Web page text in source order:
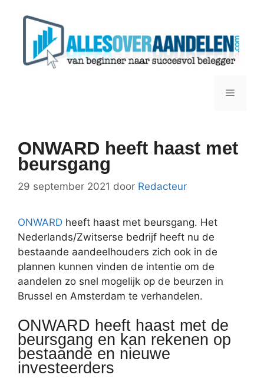
Menu
ONWARD heeft haast met
beursgang
29 september 2021 door Redacteur
ONWARD heeft haast met beursgang. Het
Nederlands/Zwitserse bedrijf heeft nu de
bestaande aandeelhouders zich ook in de
plannen kunnen vinden de intentie om de
aandelen zo snel mogelijk op de beurzen in
Brussel en Amsterdam te verhandelen.
ONWARD heeft haast met de
beursgang en kan rekenen op
bestaande en nieuwe
investeerders